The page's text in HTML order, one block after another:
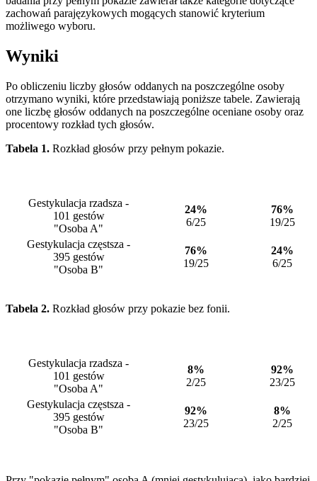
zachowań parajęzykowych mogących stanowić kryterium
możliwego wyboru.
Wyniki
Po obliczeniu liczby głosów oddanych na poszczególne osoby
otrzymano wyniki, które przedstawiają poniższe tabele. Zawierają
one liczbę głosów oddanych na poszczególne oceniane osoby oraz
procentowy rozkład tych głosów.
Tabela 1. Rozkład głosów przy pełnym pokazie.
Gestykulacja rzadsza -
101 gestów
"Osoba A"
24%
6/25
76%
19/25
Gestykulacja częstsza -
395 gestów
"Osoba B"
76%
19/25
24%
6/25
Tabela 2. Rozkład głosów przy pokazie bez fonii.
Gestykulacja rzadsza -
101 gestów
"Osoba A"
8%
2/25
92%
23/25
Gestykulacja częstsza -
395 gestów
"Osoba B"
92%
23/25
8%
2/25